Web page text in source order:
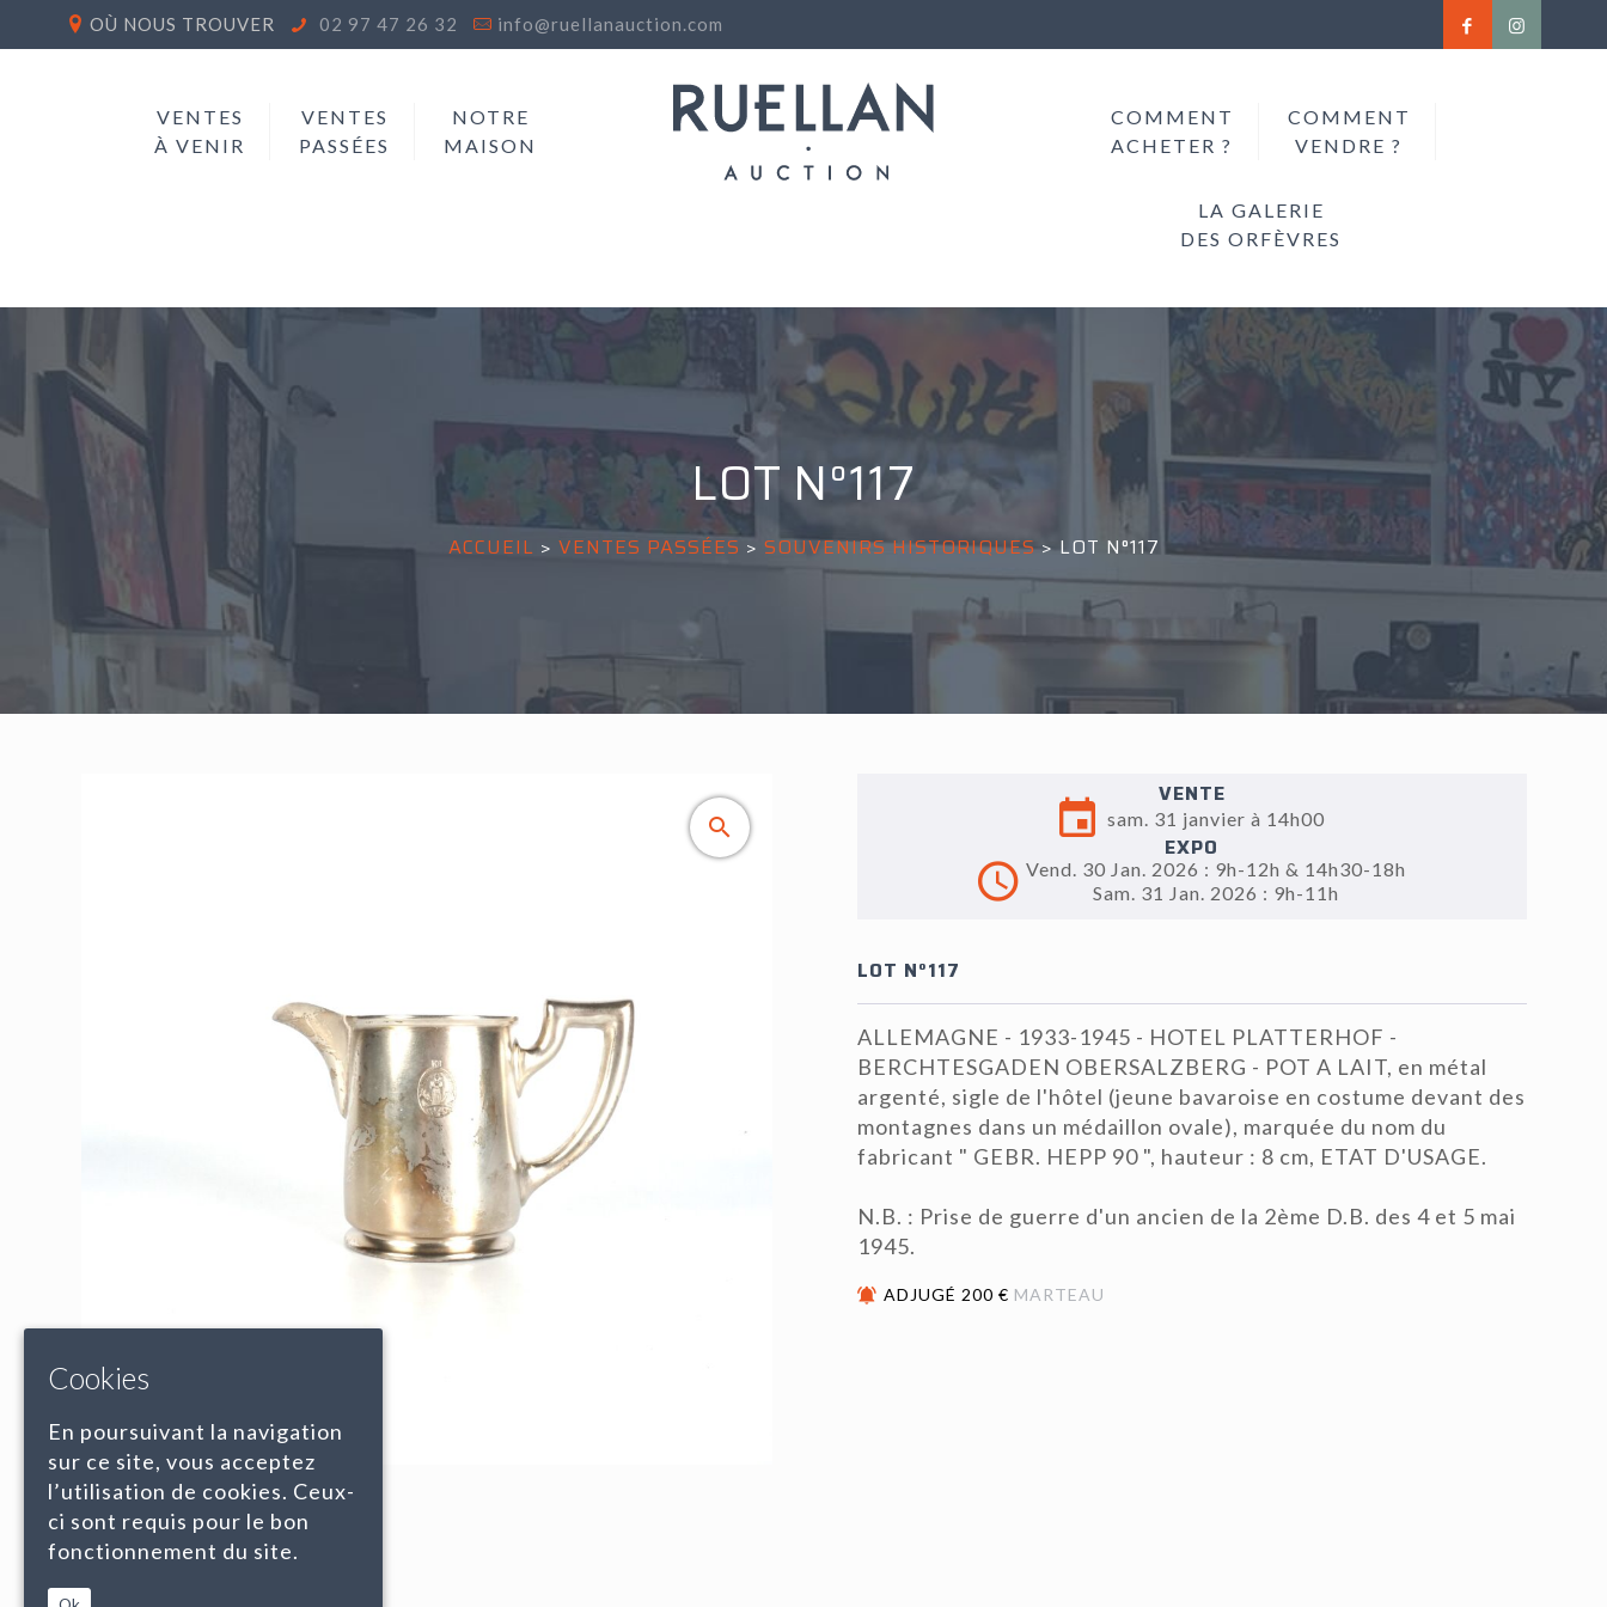
OÙ NOUS TROUVER 02 97 47 26 32 info@ruellanauction.com
VENTES
À VENIR
VENTES
PASSÉES
NOTRE
MAISON
COMMENT
ACHETER ?
COMMENT
VENDRE ?
LA GALERIE
DES ORFÈVRES
LOT N°117
ACCUEIL > VENTES PASSÉES> SOUVENIRS HISTORIQUES>LOT N°117
VENTE
sam. 31 janvier à 14h00
EXPO
Vend. 30 Jan. 2026 : 9h-12h & 14h30-18h
Sam. 31 Jan. 2026 : 9h-11h
LOT N°117
ALLEMAGNE - 1933-1945 - HOTEL PLATTERHOF -
BERCHTESGADEN OBERSALZBERG - POT A LAIT, en métal
argenté, sigle de l'hôtel (jeune bavaroise en costume devant des
montagnes dans un médaillon ovale), marquée du nom du
fabricant " GEBR. HEPP 90 ", hauteur : 8 cm, ETAT D'USAGE.
N.B. : Prise de guerre d'un ancien de la 2ème D.B. des 4 et 5 mai
1945.
ADJUGÉ 200 € MARTEAU
Cookies
En poursuivant la navigation
sur ce site, vous acceptez
l’utilisation de cookies. Ceux-
ci sont requis pour le bon
fonctionnement du site.